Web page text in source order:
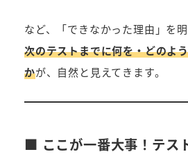
など、「できなかった理由」を明
次のテストまでに何を・どのよ
かが、自然と見えてきます。
■ ここが一番大事！テス